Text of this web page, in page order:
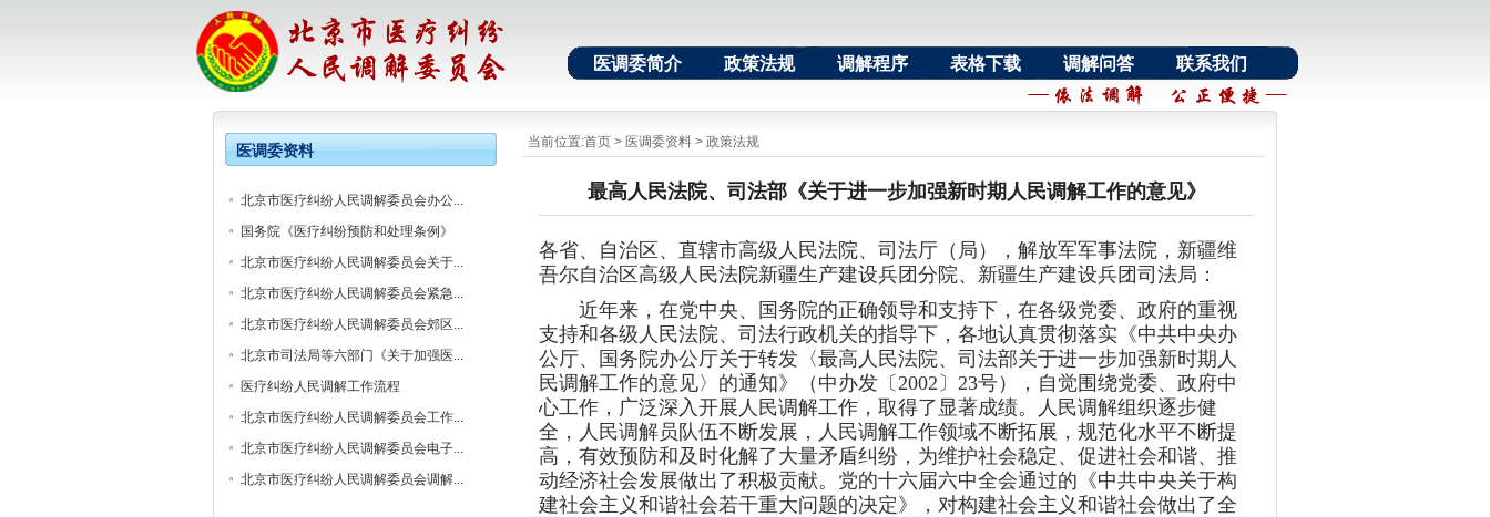
医调委简介 政策法规 调解程序 表格下载 调解问答 联系我们
当前位置:首页 > 医调委资料 > 政策法规
最高人民法院、司法部《关于进一步加强新时期人民调解工作的意见》
各省、自治区、直辖市高级人民法院、司法厅（局），解放军军事法院，新疆维
吾尔自治区高级人民法院新疆生产建设兵团分院、新疆生产建设兵团司法局：
近年来，在党中央、国务院的正确领导和支持下，在各级党委、政府的重视
支持和各级人民法院、司法行政机关的指导下，各地认真贯彻落实《中共中央办
公厅、国务院办公厅关于转发〈最高人民法院、司法部关于进一步加强新时期人
民调解工作的意见〉的通知》（中办发〔2002〕23号），自觉围绕党委、政府中
心工作，广泛深入开展人民调解工作，取得了显著成绩。人民调解组织逐步健
全，人民调解员队伍不断发展，人民调解工作领域不断拓展，规范化水平不断提
高，有效预防和及时化解了大量矛盾纠纷，为维护社会稳定、促进社会和谐、推
动经济社会发展做出了积极贡献。党的十六届六中全会通过的《中共中央关于构
建社会主义和谐社会若干重大问题的决定》，对构建社会主义和谐社会做出了全
医调委资料
北京市医疗纠纷人民调解委员会办公...
国务院《医疗纠纷预防和处理条例》
北京市医疗纠纷人民调解委员会关于...
北京市医疗纠纷人民调解委员会紧急...
北京市医疗纠纷人民调解委员会郊区...
北京市司法局等六部门《关于加强医...
医疗纠纷人民调解工作流程
北京市医疗纠纷人民调解委员会工作...
北京市医疗纠纷人民调解委员会电子...
北京市医疗纠纷人民调解委员会调解...